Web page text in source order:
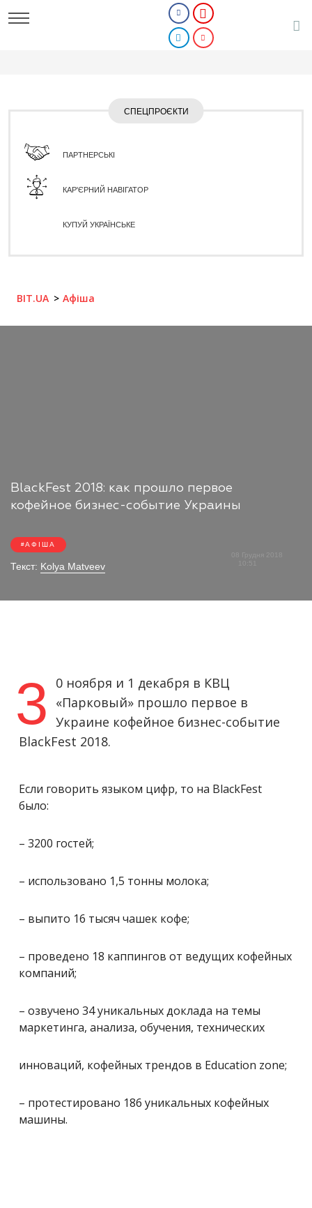
СПЕЦПРОЄКТИ
ПАРТНЕРСЬКІ
КАР'ЄРНИЙ НАВІГАТОР
КУПУЙ УКРАЇНСЬКЕ
BIT.UA Афіша
BlackFest 2018: как прошло первое
кофейное бизнес-событие Украины
АФІША
Текст: Kolya Matveev
08 Грудня 2018
3
0 ноября и 1 декабря в КВЦ
«Парковый» прошло первое в
Украине кофейное бизнес-событие
BlackFest 2018.
Если говорить языком цифр, то на BlackFest
было:
– 3200 гостей;
– использовано 1,5 тонны молока;
– выпито 16 тысяч чашек кофе;
– проведено 18 каппингов от ведущих кофейных
компаний;
– озвучено 34 уникальных доклада на темы
маркетинга, анализа, обучения, технических
инноваций, кофейных трендов в Education zone;
– протестировано 186 уникальных кофейных
машины.